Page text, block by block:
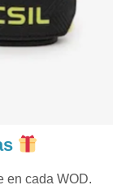
en cada WOD.